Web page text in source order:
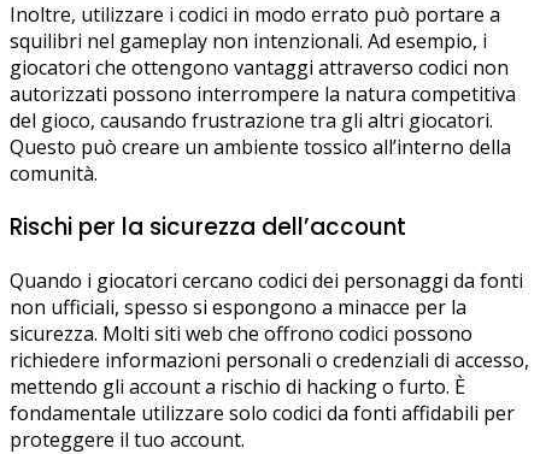
Inoltre, utilizzare i codici in modo errato può portare a
squilibri nel gameplay non intenzionali. Ad esempio, i
giocatori che ottengono vantaggi attraverso codici non
autorizzati possono interrompere la natura competitiva
del gioco, causando frustrazione tra gli altri giocatori.
Questo può creare un ambiente tossico all’interno della
comunità.
Rischi per la sicurezza dell’account
Quando i giocatori cercano codici dei personaggi da fonti
non ufficiali, spesso si espongono a minacce per la
sicurezza. Molti siti web che offrono codici possono
richiedere informazioni personali o credenziali di accesso,
mettendo gli account a rischio di hacking o furto. È
fondamentale utilizzare solo codici da fonti affidabili per
proteggere il tuo account.